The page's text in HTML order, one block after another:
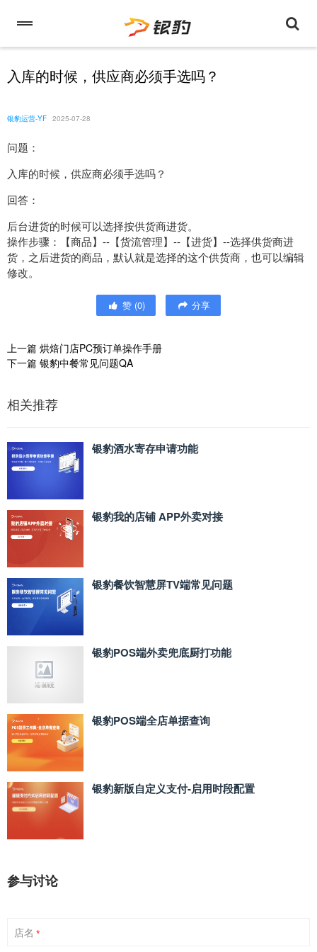
入库的时候，供应商必须手选吗？
银豹运营-YF 2025-07-28
问题：
入库的时候，供应商必须手选吗？
回答：
后台进货的时候可以选择按供货商进货。
操作步骤：【商品】--【货流管理】--【进货】--选择供货商进
货，之后进货的商品，默认就是选择的这个供货商，也可以编辑
修改。
赞 (0) 分享
上一篇 烘焙门店PC预订单操作手册
下一篇 银豹中餐常见问题QA
相关推荐
银豹酒水寄存申请功能
银豹我的店铺 APP外卖对接
银豹餐饮智慧屏TV端常见问题
银豹POS端外卖兜底厨打功能
银豹POS端全店单据查询
银豹新版自定义支付‑启用时段配置
参与讨论
店名 *